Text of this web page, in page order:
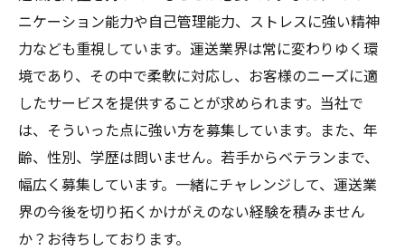
ニケーション能力や自己管理能力、ストレスに強い精神
力なども重視しています。運送業界は常に変わりゆく環
境であり、その中で柔軟に対応し、お客様のニーズに適
したサービスを提供することが求められます。当社で
は、そういった点に強い方を募集しています。また、年
齢、性別、学歴は問いません。若手からベテランまで、
幅広く募集しています。一緒にチャレンジして、運送業
界の今後を切り拓くかけがえのない経験を積みません
か？お待ちしております。